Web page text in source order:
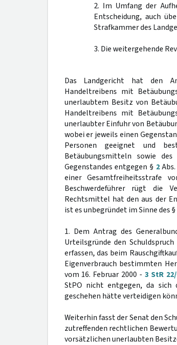
2. Im Umfang der
Entscheidung, auch
Strafkammer des
3. Die weitergehende
Das Landgericht hat den
Handeltreibens mit
unerlaubtem Besitz von
Handeltreibens mit
unerlaubter Einfuhr von
wobei er jeweils einen
Personen geeignet und
Betäubungsmitteln sowie
Gegenstandes entgegen § 2Abs.
einer Gesamtfreiheitsstrafe
Beschwerdeführer rügt die
Rechtsmittel hat den aus der
ist es unbegründet im Sinne des §
1. Dem Antrag des
Urteilsgründe den
erfassen, das beim
Eigenverbrauch bestimmten
vom 16. Februar 2000 -3 StR
StPO nicht entgegen, da sich
geschehen hätte verteidigen
Weiterhin fasst der Senat den
zutreffenden rechtlichen
vorsätzlichen unerlaubten